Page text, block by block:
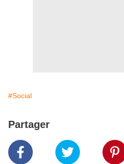
#Social
Partager